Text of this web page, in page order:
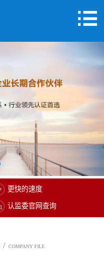
更快的速度
认监委官网查询
/ COMPANY FILE